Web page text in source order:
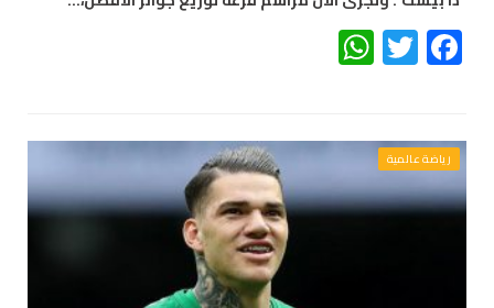
Facebook
Twitter
رياضة عالمية